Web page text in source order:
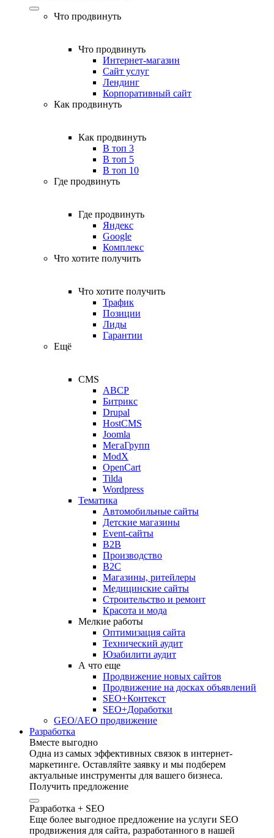
Что продвинуть
Что продвинуть
Интернет-магазин
Сайт услуг
Лендинг
Корпоративный сайт
Как продвинуть
Как продвинуть
В топ 3
В топ 5
В топ 10
Где продвинуть
Где продвинуть
Яндекс
Google
Комплекс
Что хотите получить
Что хотите получить
Трафик
Позиции
Лиды
Гарантии
Ещё
CMS
ABCP
Битрикс
Drupal
HostCMS
Joomla
МегаГрупп
ModX
OpenCart
Tilda
Wordpress
Тематика
Автомобильные сайты
Детские магазины
Event-сайты
B2B
Производство
B2C
Магазины, ритейлеры
Медицинские сайты
Строительство и ремонт
Красота и мода
Мелкие работы
Оптимизация сайта
Технический аудит
Юзабилити аудит
А что еще
Продвижение новых сайтов
Продвижение на досках объявлений
SEO+Контекст
SEO+Доработки
GEO/AEO продвижение
Разработка
Вместе выгодно
Одна из самых эффективных связок в интернет-
маркетинге. Оставляйте заявку и мы подберем
актуальные инструменты для вашего бизнеса.
Получить предложение
Разработка + SEO
Еще более выгодное предложение на услуги SEO
продвижения для сайта, разработанного в нашей